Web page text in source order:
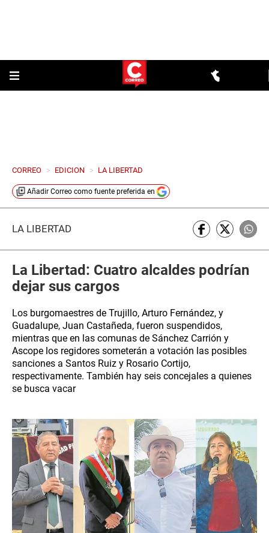
CORREO > EDICION > LA LIBERTAD
Añadir Correo como fuente preferida en
LA LIBERTAD
La Libertad: Cuatro alcaldes podrían
dejar sus cargos
Los burgomaestres de Trujillo, Arturo Fernández, y
Guadalupe, Juan Castañeda, fueron suspendidos,
mientras que en las comunas de Sánchez Carrión y
Ascope los regidores someterán a votación las posibles
sanciones a Santos Ruiz y Rosario Cortijo,
respectivamente. También hay seis concejales a quienes
se busca vacar